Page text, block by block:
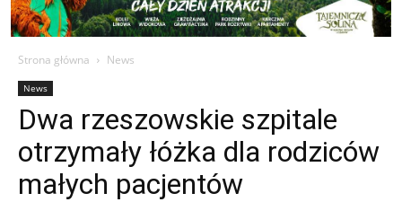
Strona główna News
News
Dwa rzeszowskie szpitale
otrzymały łóżka dla rodziców
małych pacjentów